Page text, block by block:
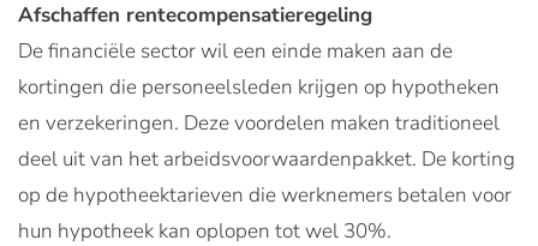
Afschaffen rentecompensatieregeling
De financiële sector wil een einde maken aan de
kortingen die personeelsleden krijgen op hypotheken
en verzekeringen. Deze voordelen maken traditioneel
deel uit van het arbeidsvoorwaardenpakket. De korting
op de hypotheektarieven die werknemers betalen voor
hun hypotheek kan oplopen tot wel 30%.